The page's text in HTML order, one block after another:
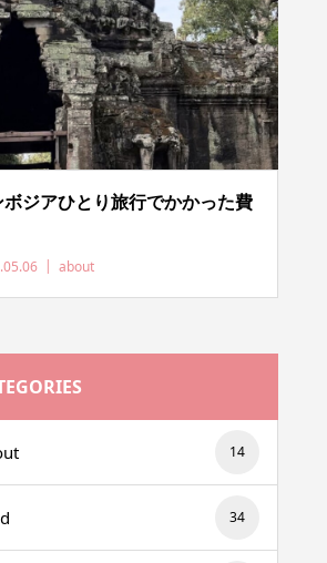
ボジアひとり旅行でかかった費
about
14
34